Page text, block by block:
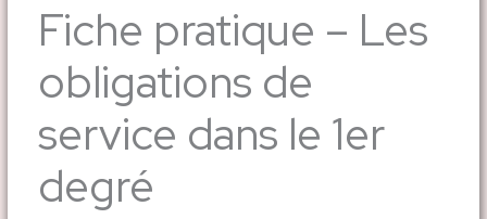
Fiche pratique – Les
obligations de
service dans le 1er
degré